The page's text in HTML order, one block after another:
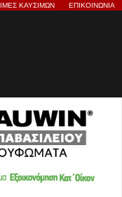
ΚΑΥΣΙΜΩΝ ΕΠΙΚΟΙΝΩΝΙΑ